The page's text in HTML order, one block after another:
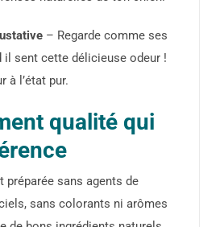
– Regarde comme ses
il sent cette délicieuse odeur !
à l’état pur.
qualité qui
préparée sans agents de
sans colorants ni arômes